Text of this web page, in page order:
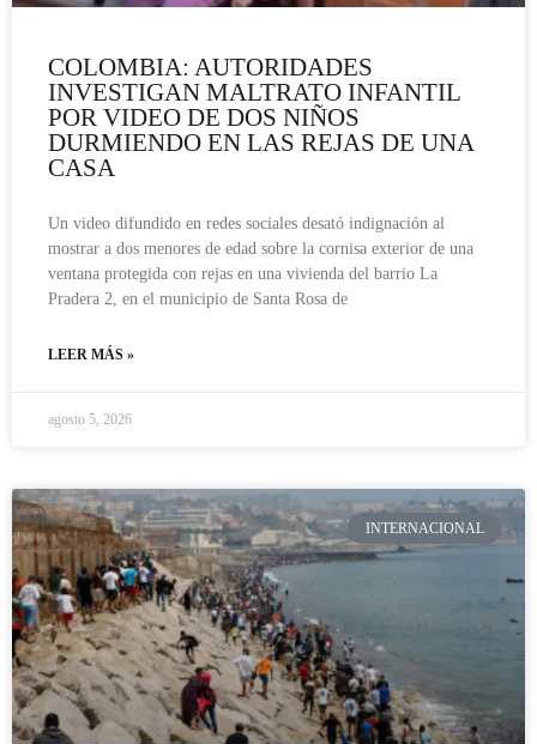
COLOMBIA: AUTORIDADES
INVESTIGAN MALTRATO INFANTIL
POR VIDEO DE DOS NIÑOS
DURMIENDO EN LAS REJAS DE UNA
CASA
Un video difundido en redes sociales desató indignación al
mostrar a dos menores de edad sobre la cornisa exterior de una
ventana protegida con rejas en una vivienda del barrio La
Pradera 2, en el municipio de Santa Rosa de
LEER MÁS »
agosto 5, 2026
INTERNACIONAL